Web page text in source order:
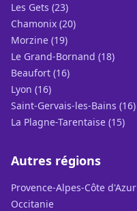
Les Gets (23)
Chamonix (20)
Morzine (19)
Le Grand-Bornand (18)
Beaufort (16)
Lyon (16)
Saint-Gervais-les-Bains (16)
La Plagne-Tarentaise (15)
Autres régions
Provence-Alpes-Côte d'Azur
Occitanie